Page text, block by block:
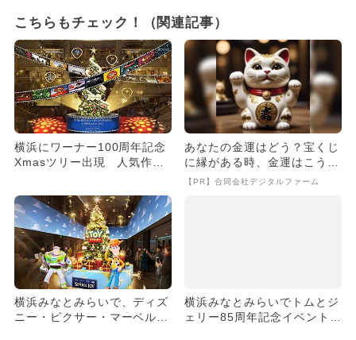
こちらもチェック！（関連記事）
横浜にワーナー100周年記念
Xmasツリー出現 人気作の
あなたの金運はどう？宝くじ
に縁がある時、金運はこう変
わる
【PR】合同会社デジタルファーム
横浜みなとみらいで、ディズ
ニー・ピクサー・マーベル・
横浜みなとみらいでトムとジ
ェリー85周年記念イベント！